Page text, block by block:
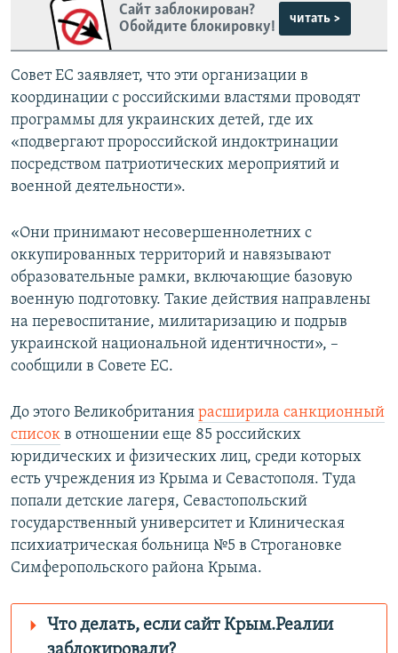
Сайт заблокирован?
Обойдите блокировку!
читать >
Совет ЕС заявляет, что эти организации в
координации с российскими властями проводят
программы для украинских детей, где их
«подвергают пророссийской индоктринации
посредством патриотических мероприятий и
военной деятельности».
«Они принимают несовершеннолетних с
оккупированных территорий и навязывают
образовательные рамки, включающие базовую
военную подготовку. Такие действия направлены
на перевоспитание, милитаризацию и подрыв
украинской национальной идентичности», –
сообщили в Совете ЕС.
До этого Великобритания расширила санкционный
список в отношении еще 85 российских
юридических и физических лиц, среди которых
есть учреждения из Крыма и Севастополя. Туда
попали детские лагеря, Севастопольский
государственный университет и Клиническая
психиатрическая больница №5 в Строгановке
Симферопольского района Крыма.
Что делать, если сайт Крым.Реалии